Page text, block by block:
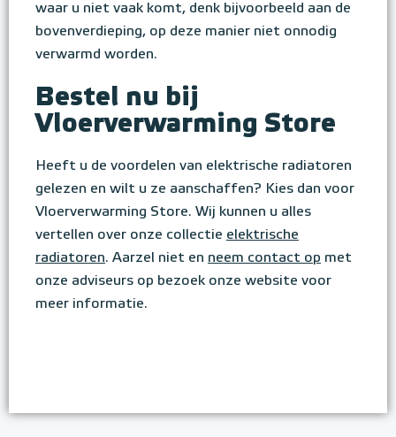
waar u niet vaak komt, denk bijvoorbeeld aan de
bovenverdieping, op deze manier niet onnodig
verwarmd worden.
Bestel nu bij
Vloerverwarming Store
Heeft u de voordelen van elektrische radiatoren
gelezen en wilt u ze aanschaffen? Kies dan voor
Vloerverwarming Store. Wij kunnen u alles
vertellen over onze collectie elektrische
radiatoren. Aarzel niet en neem contact op met
onze adviseurs op bezoek onze website voor
meer informatie.